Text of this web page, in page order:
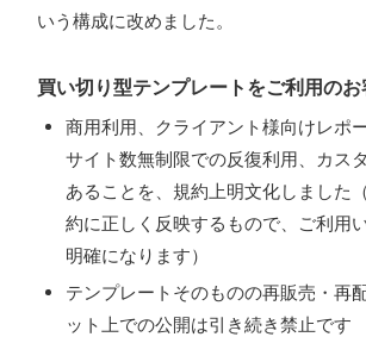
いう構成に改めました。
買い切り型テンプレートをご利用のお
商用利用、クライアント様向けレポ
サイト数無制限での反復利用、カス
あることを、規約上明文化しました
約に正しく反映するもので、ご利用
明確になります）
テンプレートそのものの再販売・再
ット上での公開は引き続き禁止です